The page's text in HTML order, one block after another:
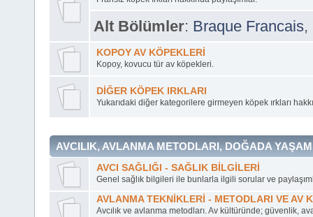
Alt Bölümler: Braque Francais,
KOPOY AV KÖPEKLERİ
Kopoy, kovucu tür av köpekleri.
DİĞER KÖPEK IRKLARI
Yukarıdaki diğer kategorilere girmeyen köpek ırkları
AVCILIK, AVLANMA METODLARI, DOĞADA
AVCI SAĞLIĞI - SAĞLIK BİLGİLERİ
Genel sağlık bilgileri ile bunlarla ilgili sorular ve
AVLANMA TEKNİKLERİ - METODLARI VE AV
Avcılık ve avlanma metodları. Av kültüründe; güvenlik,